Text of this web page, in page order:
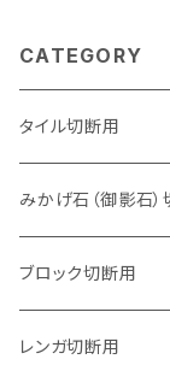
CATEGORY
タイル切断用
105mm（4インチ）
125mm（5インチ）
グラインダー取付用
みかげ石（御影石
105mm（4インチ）
セグメントタイプ
125mm（5インチ）
ブロック切断用
105mm（4インチ）
レンガ切断用